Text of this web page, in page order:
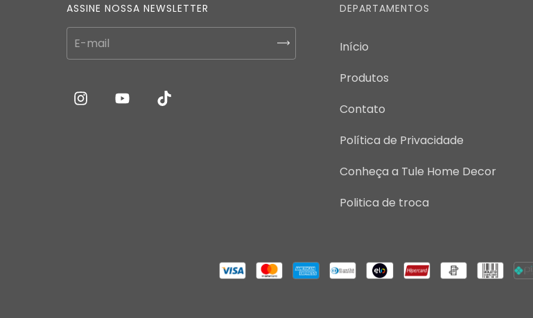
ASSINE NOSSA NEWSLETTER DEPARTAMENTOS
Início
Produtos
Contato
Política de Privacidade
Conheça a Tule Home Decor
Politica de troca